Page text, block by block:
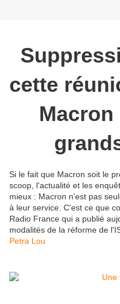
cette
Macron
Si le fait que Macron soit le
scoop, l'actualité et les
mieux : Macron n'est pas
à leur service. C'est ce que
Radio France qui a publié
modalités de la réforme de
Petra Lou